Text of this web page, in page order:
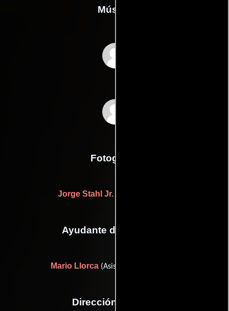
Música
Fotografia
Jorge Stahl Jr.
Ayudante de dirección
Mario Llorca(Asistente de dirección)
Dirección artística